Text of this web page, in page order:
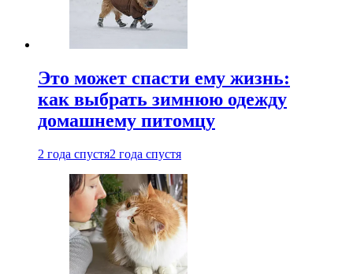
Это может спасти ему жизнь:
как выбрать зимнюю одежду
домашнему питомцу
2 года спустя2 года спустя